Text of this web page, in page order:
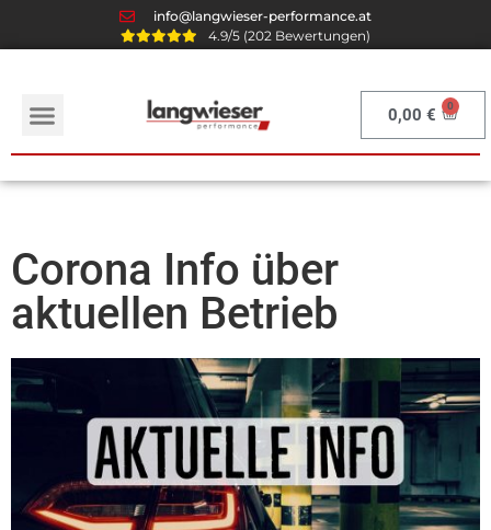
info@langwieser-performance.at
4.9/5 (202 Bewertungen)
0,00€
Corona Info über
aktuellen Betrieb